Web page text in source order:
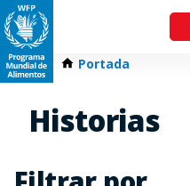
Portada
Historias